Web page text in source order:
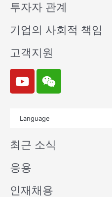
투자자 관계
기업의 사회적 책임
고객지원
Y
o
u
e
W
e
i
n
Language
최근 소식
응용
인재채용